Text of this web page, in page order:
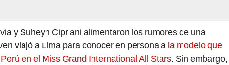
y Suheyn Cipriani alimentaron los rumores de una
viajó a Lima para conocer en persona a la modelo que
en el Miss Grand International All Stars. Sin embargo,